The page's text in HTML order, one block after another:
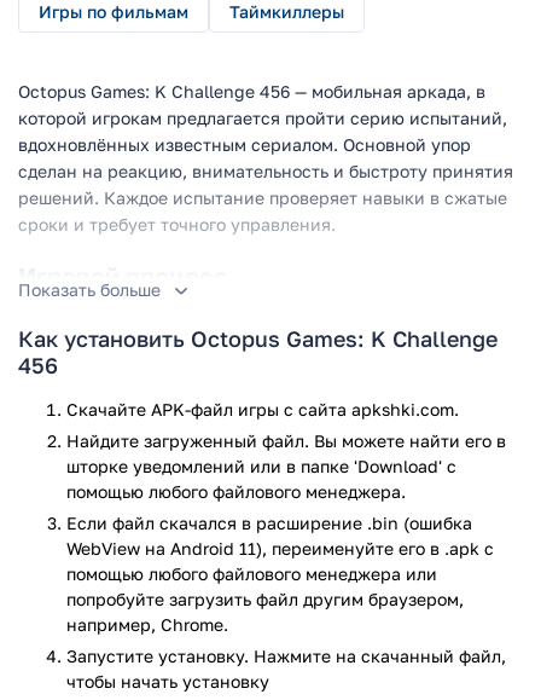
Игры по фильмам Таймкиллеры
Octopus Games: K Challenge 456 — мобильная аркада, в
которой игрокам предлагается пройти серию испытаний,
вдохновлённых известным сериалом. Основной упор
сделан на реакцию, внимательность и быстроту принятия
решений. Каждое испытание проверяет навыки в сжатые
сроки и требует точного управления.
остановку по сигналу, прыжки по платформам и
логические этапы. Уровни отличаются по сложности и
требуют адаптации. Приложение предлагает простой
интерфейс и понятные элементы управления.
Предусмотрена система очков и постепенное усложнение
задач. Отдельные этапы могут запускаться повторно для
улучшения результата.
Octopus Games: K Challenge 456 подойдёт для
пользователей, ищущих динамичную аркаду с элементами
реакции и внимательности. Игра предлагает понятный
формат и запоминающиеся уровни, способные увлечь на
короткое время. Несмотря на упрощённую механику, она
обеспечивает достойное развлечение без сложных
Показать больше
Как установить Octopus Games: K Challenge
456
Скачайте APK-файл игры с сайта apkshki.com.
Найдите загруженный файл. Вы можете найти его в
шторке уведомлений или в папке 'Download' с
помощью любого файлового менеджера.
Если файл скачался в расширение .bin (ошибка
WebView на Android 11), переименуйте его в .apk с
помощью любого файлового менеджера или
попробуйте загрузить файл другим браузером,
например, Chrome.
Запустите установку. Нажмите на скачанный файл,
чтобы начать установку